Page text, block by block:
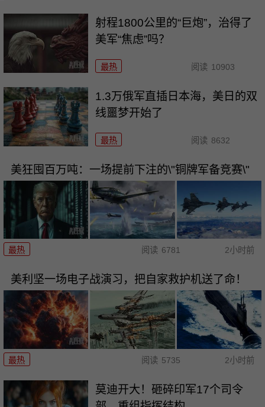
射程1800公里的“巨炮”，治得了
美军“焦虑”吗？
最热 阅读 10903
1.3万俄军直插日本海，美日的双
线噩梦开始了
最热 阅读 8632
美狂囤百万吨：一场提前下注的\"铜牌军备竞赛\"
最热 阅读 6781 2小时前
美利坚一场电子战演习，把自家救护机送了命！
最热 阅读 5735 2小时前
莫迪开大！砸碎印军17个司令